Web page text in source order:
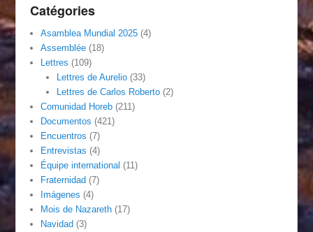
Catégories
Asamblea Mundial 2025 (4)
Assemblée (18)
Lettres (109)
Lettres de Aurelio(33)
Lettres de Carlos Roberto(2)
Comunidad Horeb (211)
Documentos (421)
Encuentros (7)
Entrevistas (4)
Équipe international (11)
Fraternidad (7)
Imágenes (4)
Mois de Nazareth (17)
Navidad (3)